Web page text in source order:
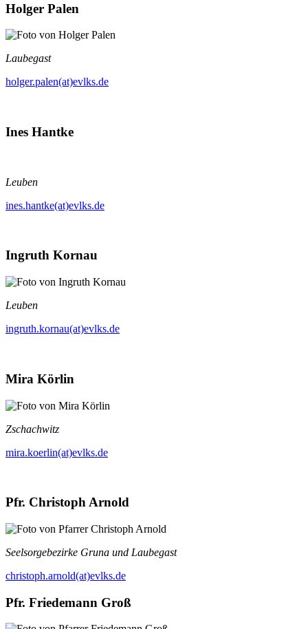
Holger Palen
Laubegast
holger.palen(at)evlks.de
Ines Hantke
Leuben
ines.hantke(at)evlks.de
Ingruth Kornau
Leuben
ingruth.kornau(at)evlks.de
Mira Körlin
Zschachwitz
mira.koerlin(at)evlks.de
Pfr. Christoph Arnold
Seelsorgebezirke Gruna und Laubegast
christoph.arnold(at)evlks.de
Pfr. Friedemann Groß